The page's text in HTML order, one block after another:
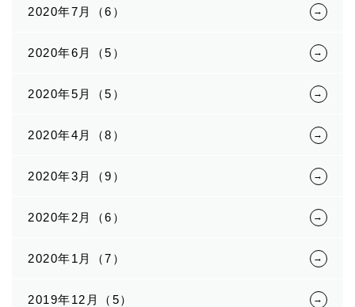
2020年7月（6）
2020年6月（5）
2020年5月（5）
2020年4月（8）
2020年3月（9）
2020年2月（6）
2020年1月（7）
2019年12月（5）